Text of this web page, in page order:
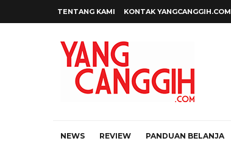
TENTANG KAMI KONTAK YANGCANGGIH.COM
NEWS REVIEW PANDUAN BELANJA